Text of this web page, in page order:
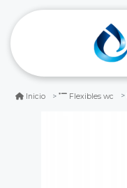
Inicio Flexibles wc